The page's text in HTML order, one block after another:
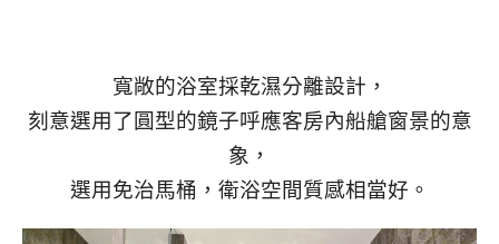
寬敞的浴室採乾濕分離設計，
刻意選用了圓型的鏡子呼應客房內船艙窗景的意
象，
選用免治馬桶，衛浴空間質感相當好。